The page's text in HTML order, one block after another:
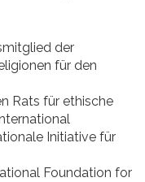
der
für den
Rats für ethische
Initiative für
Foundation for